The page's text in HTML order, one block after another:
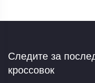
Следите за
кроссовок